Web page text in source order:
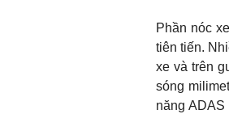
Phần nóc
tiên tiến.
xe và trên
sóng
năng